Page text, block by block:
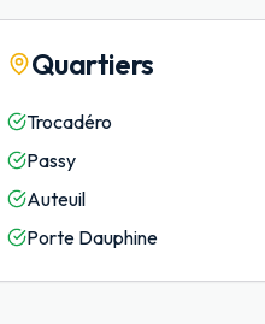
Quartiers
Trocadéro
Passy
Auteuil
Porte Dauphine